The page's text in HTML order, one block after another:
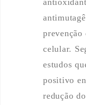
prevenção
celular.
estudos
positivo
redução